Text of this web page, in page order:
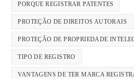
PORQUE REGISTRAR PATENTES
PROTEÇÃO DE DIREITOS AUTORAIS
PROTEÇÃO DE PROPRIEDADE
TIPO DE REGISTRO
VANTAGENS DE TER MARCA